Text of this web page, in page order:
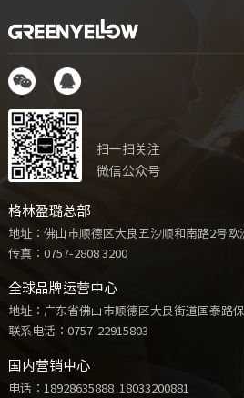
扫一扫关注
微信公众号
格林盈璐总部
地址：佛山市顺德区大良五沙顺和南路2号欧
传真：0757-2808 3200
全球品牌运营中心
地址：广东省佛山市顺德区大良街道国泰路
联系电话： 0757-22915803
国内营销中心
电话： 18928635888 18033200881